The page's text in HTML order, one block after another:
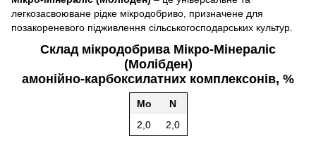
легкозасвоюване рідке мікродобриво, призначене для
позакореневого підживлення сільськогосподарських культур.
Склад мікродобрива Мікро-Мінераліс
(Молібден)
амонійно-карбоксилатних комплексонів, %
Мо
N
2,0
2,0